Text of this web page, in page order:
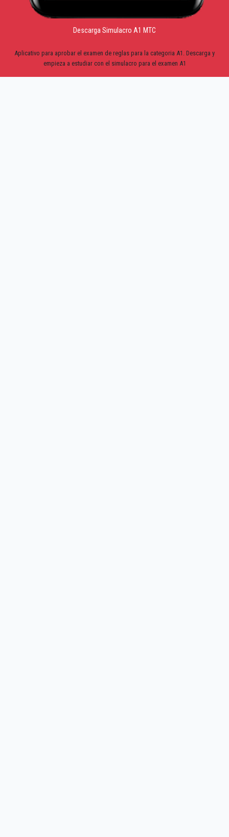
Descarga Simulacro A1 MTC
Aplicativo para aprobar el examen de reglas para la categoria A1. Descarga y
empieza a estudiar con el simulacro para el examen A1